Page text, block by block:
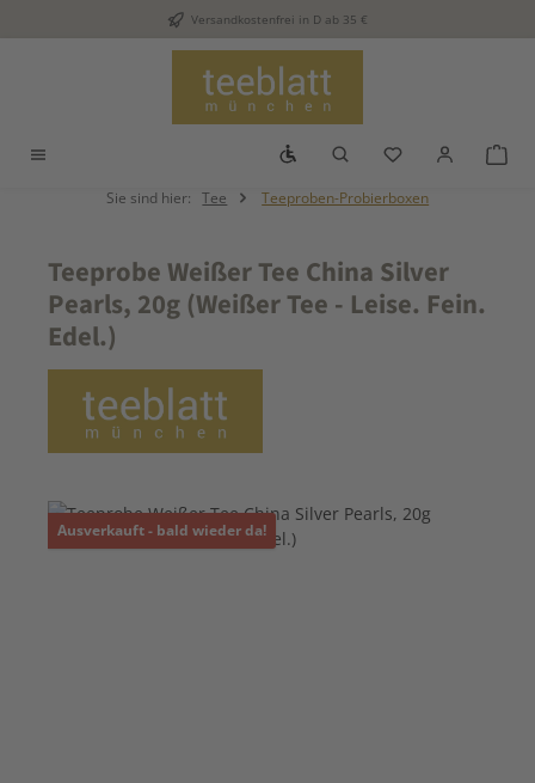
Zum Hauptinhalt springenVersandkostenfrei in D ab 35 €
Werkzeugleiste anzeigen
Du hast 0
Sie sind hier: Tee Teeproben-Probierboxen
Teeprobe Weißer Tee China Silver
Pearls, 20g (Weißer Tee - Leise. Fein.
Edel.)
Bildergalerie überspringen
Ausverkauft - bald wieder da!